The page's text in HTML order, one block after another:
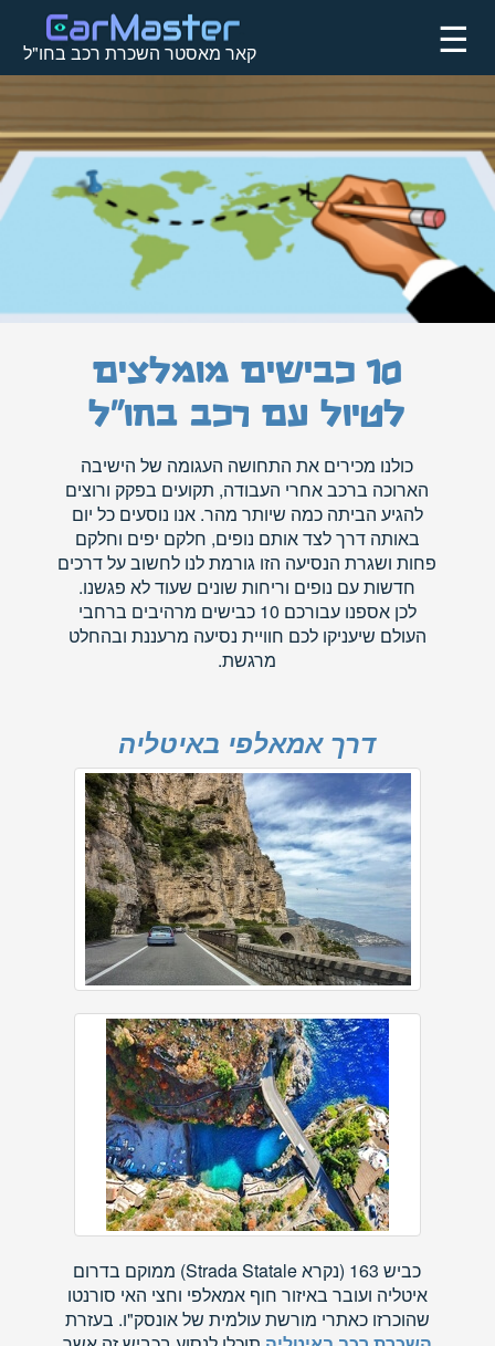
קאר מאסטר השכרת רכב בחו"ל ☰
10 כבישים מומלצים
לטיול עם רכב בחו"ל
כולנו מכירים את התחושה העגומה של הישיבה
הארוכה ברכב אחרי העבודה, תקועים בפקק ורוצים
להגיע הביתה כמה שיותר מהר. אנו נוסעים כל יום
באותה דרך לצד אותם נופים, חלקם יפים וחלקם
פחות ושגרת הנסיעה הזו גורמת לנו לחשוב על דרכים
חדשות עם נופים וריחות שונים שעוד לא פגשנו.
לכן אספנו עבורכם 10 כבישים מרהיבים ברחבי
העולם שיעניקו לכם חוויית נסיעה מרעננת ובהחלט
מרגשת.
דרך אמאלפי באיטליה
כביש 163 (נקרא Strada Statale) ממוקם בדרום
איטליה ועובר באיזור חוף אמאלפי וחצי האי סורנטו
שהוכרזו כאתרי מורשת עולמית של אונסק"ו. בעזרת